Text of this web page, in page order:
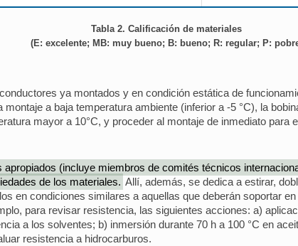
Tabla 2. Calificación de materiales
(E: excelente; MB: muy bueno; B: bueno; R: regular; P:
ya montados y en condición estática de
a baja temperatura ambiente (inferior a -5 °C), la
mayor a 10°C, y proceder al montaje de inmediato
(incluye miembros de comités técnicos
de los materiales. Allí, además, se dedica a estirar,
en condiciones similares a aquellas que deberán soportar
para revisar resistencia, las siguientes acciones: a)
a los solventes; b) inmersión durante 70 h a 100 °C en
resistencia a hidrocarburos.